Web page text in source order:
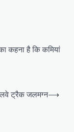
कहना है कि कमियां
ट्रैक जलमग्न⟶